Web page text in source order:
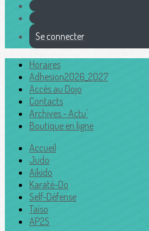
Se connecter
Horaires
Adhesion2026_2027
Accès au Dojo
Contacts
Archives - Actu'
Boutique en ligne
Accueil
Judo
Aïkido
Karaté-Do
Self-Défense
Taïso
AP2S